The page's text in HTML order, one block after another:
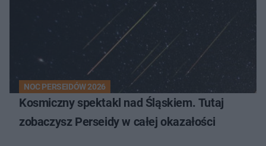
NOC PERSEIDÓW 2026
Kosmiczny spektakl nad Śląskiem. Tutaj
zobaczysz Perseidy w całej okazałości